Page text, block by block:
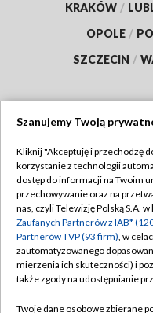
KRAKÓW /
OPOLE /
SZCZECIN /
Abonament TVP
Emisja w TVP
Centrum informacji
Naziemna Telewizja
Szanujemy Twoją
Kliknij "Akceptuję i przechodzę
korzystanie z technologii
dostęp do informacji na Twoim
przechowywanie oraz na
nas, czyli Telewizję Polską S.A.
Zaufanych Partnerów z IAB*
Partnerów TVP (93 firm), w
zautomatyzowanego
mierzenia ich skuteczności) i
także zgody na udostępnianie
Twoje dane osobowe zbierane